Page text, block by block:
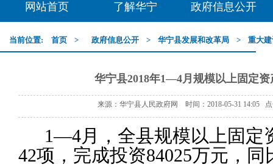
网站首页 了解华宁 政府信息公开
当前位置: 首页 > 政府信息公开 > 华宁县发展和改革局 > 重大
华宁县2018年1—4月规模以上固定
来源：华宁县人民政府网 时间：2018-05-31 14:05
1—4月，全县规模以上固定
42项，完成投资84025万元，同